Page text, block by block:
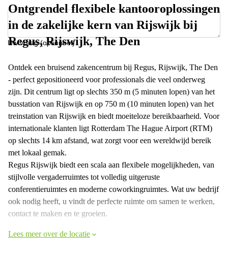
Uw vraag (optioneel)
Ontgrendel flexibele kantooroplossingen
in de zakelijke kern van Rijswijk bij
Regus, Rijswijk, The Den
Ontdek een bruisend zakencentrum bij Regus, Rijswijk, The Den
- perfect gepositioneerd voor professionals die veel onderweg
zijn. Dit centrum ligt op slechts 350 m (5 minuten lopen) van het
busstation van Rijswijk en op 750 m (10 minuten lopen) van het
treinstation van Rijswijk en biedt moeiteloze bereikbaarheid. Voor
internationale klanten ligt Rotterdam The Hague Airport (RTM)
op slechts 14 km afstand, wat zorgt voor een wereldwijd bereik
met lokaal gemak.
Regus Rijswijk biedt een scala aan flexibele mogelijkheden, van
stijlvolle vergaderruimtes tot volledig uitgeruste
conferentieruimtes en moderne coworkingruimtes. Wat uw bedrijf
ook nodig heeft, u vindt de perfecte ruimte om samen te werken,
contact te maken en te groeien.
Lees meer over de locatie